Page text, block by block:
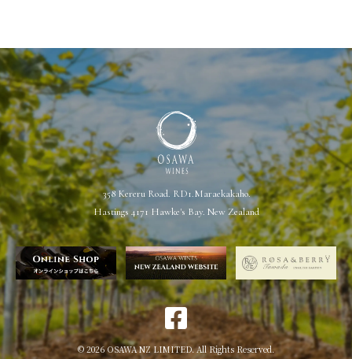
358 Kereru Road. RD1.Maraekakaho.
Hastings 4171 Hawke's Bay. New Zealand
© 2026 OSAWA NZ LIMITED. All Rights Reserved.